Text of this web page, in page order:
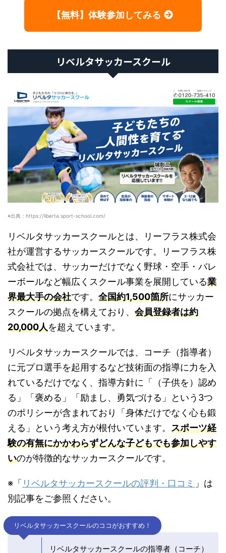
【無料】体験参加してみる
リベルタサッカースクール
※出典：https://liberta.sport-school.com/
リベルタサッカースクールとは、リーフラス株式会
社が運営するサッカースクールです。リーフラス株
式会社では、サッカーだけでなく野球・空手・バレ
ーボールなど幅広くスクール事業を展開している業
界最大手の会社です。 全国約1,500箇所にサッカー
スクールの拠点を構えており、 会員登録者は約
20,000人を超えています。
リベルタサッカースクールでは、コーチ（指導者）
に元プロ選手を起用するなど技術面の指導に力を入
れているだけでなく、指導方針に「（子供を）認め
る」「褒める」「励まし、勇気づける」という3つ
のポリシーが含まれており「身体だけでなく心も鍛
える」という考え方が根付いています。 スポーツ経
験の有無にかかわらずどんな子どもでも参加しやす
いのが特徴的なサッカースクールです。
※「 リベルタサッカースクールの評判・口コミ 」は
別記事をご参照ください。
リベルタサッカースクールのココがおすすめ！
リベルタサッカースクールの指導者（コーチ）